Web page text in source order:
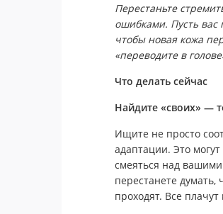
Перестаньте
ошибками. Пусть
чтобы новая кожа
«переводите в
Что делать сейчас
Найдите «своих» —
Ищите не просто
адаптации. Это
смеяться над
перестанете
проходят. Все